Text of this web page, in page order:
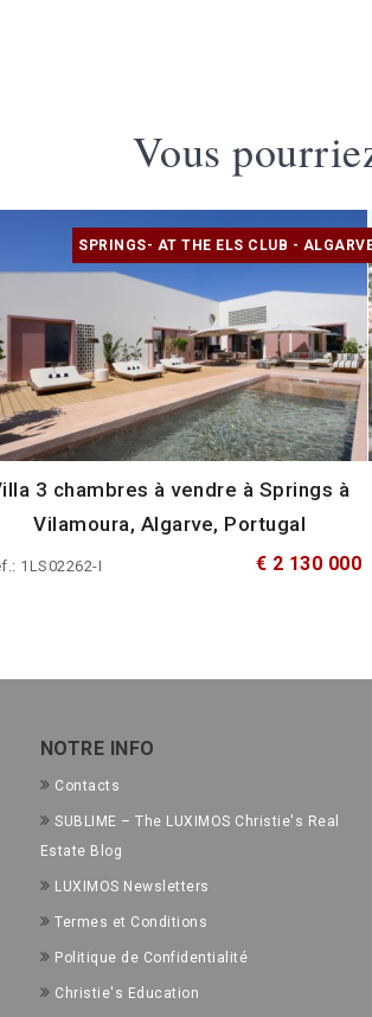
Vous
SPRINGS- AT THE ELS CLUB -
3 chambres à vendre à Springs à
Vilamoura, Algarve, Portugal
1LS02262-I € 2 130 000
NOTRE INFO
Contacts
SUBLIME – The LUXIMOS Christie's Real
Estate Blog
LUXIMOS Newsletters
Termes et Conditions
Politique de Confidentialité
Christie's Education